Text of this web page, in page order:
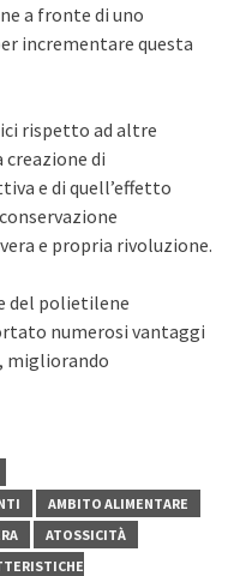
a fronte di uno
incrementare questa
rispetto ad altre
di
e di quell’effetto
e propria rivoluzione.
del polietilene
numerosi vantaggi
migliorando
AMBITO ALIMENTARE
ATOSSICITÀ